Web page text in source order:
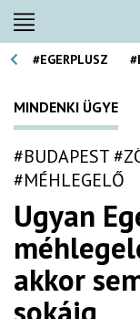
#EGERPLUSZ
MINDENKI ÜGYE
#BUDAPEST
#MÉHLEGELŐ
Ugyan
akkor